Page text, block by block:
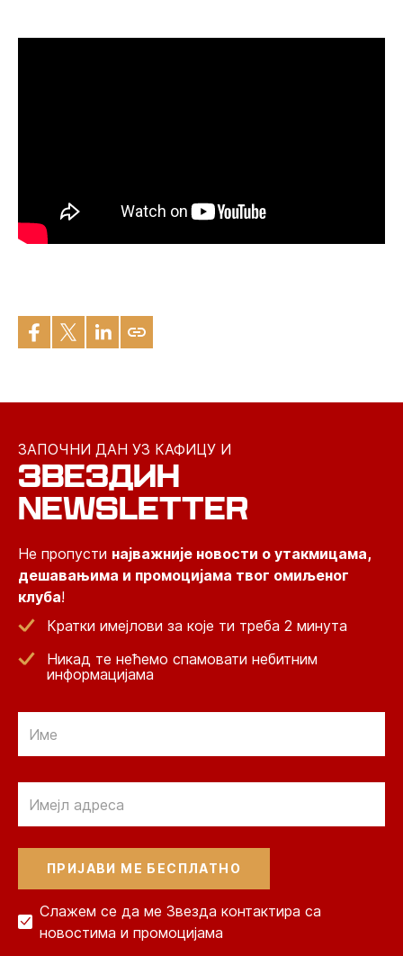
ЗАПОЧНИ ДАН УЗ КАФИЦУ И
ЗВЕЗДИН
NEWSLETTER
Не пропусти најважније новости о утакмицама,
дешавањима и промоцијама твог омиљеног
клуба!
Кратки имејлови за које ти треба 2 минута
Никад те нећемо спамовати небитним
информацијама
Слажем се да ме Звезда контактира са
новостима и промоцијама